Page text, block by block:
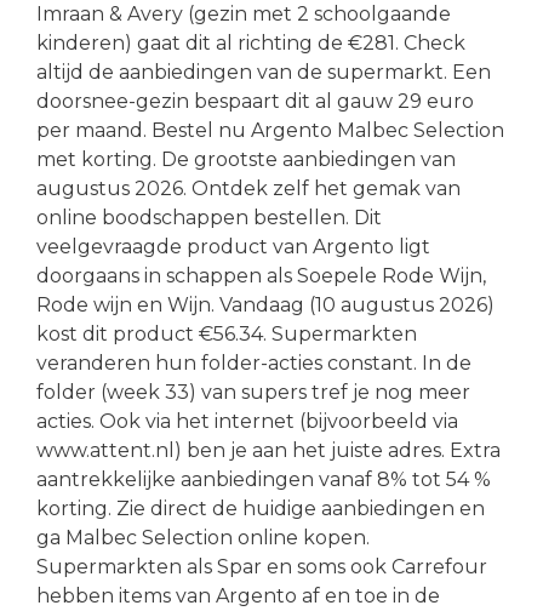
Imraan & Avery (gezin met 2 schoolgaande
kinderen) gaat dit al richting de €281. Check
altijd de aanbiedingen van de supermarkt. Een
doorsnee-gezin bespaart dit al gauw 29 euro
per maand. Bestel nu Argento Malbec Selection
met korting. De grootste aanbiedingen van
augustus 2026. Ontdek zelf het gemak van
online boodschappen bestellen. Dit
veelgevraagde product van Argento ligt
doorgaans in schappen als Soepele Rode Wijn,
Rode wijn en Wijn. Vandaag (10 augustus 2026)
kost dit product €56.34. Supermarkten
veranderen hun folder-acties constant. In de
folder (week 33) van supers tref je nog meer
acties. Ook via het internet (bijvoorbeeld via
www.attent.nl) ben je aan het juiste adres. Extra
aantrekkelijke aanbiedingen vanaf 8% tot 54 %
korting. Zie direct de huidige aanbiedingen en
ga Malbec Selection online kopen.
Supermarkten als Spar en soms ook Carrefour
hebben items van Argento af en toe in de